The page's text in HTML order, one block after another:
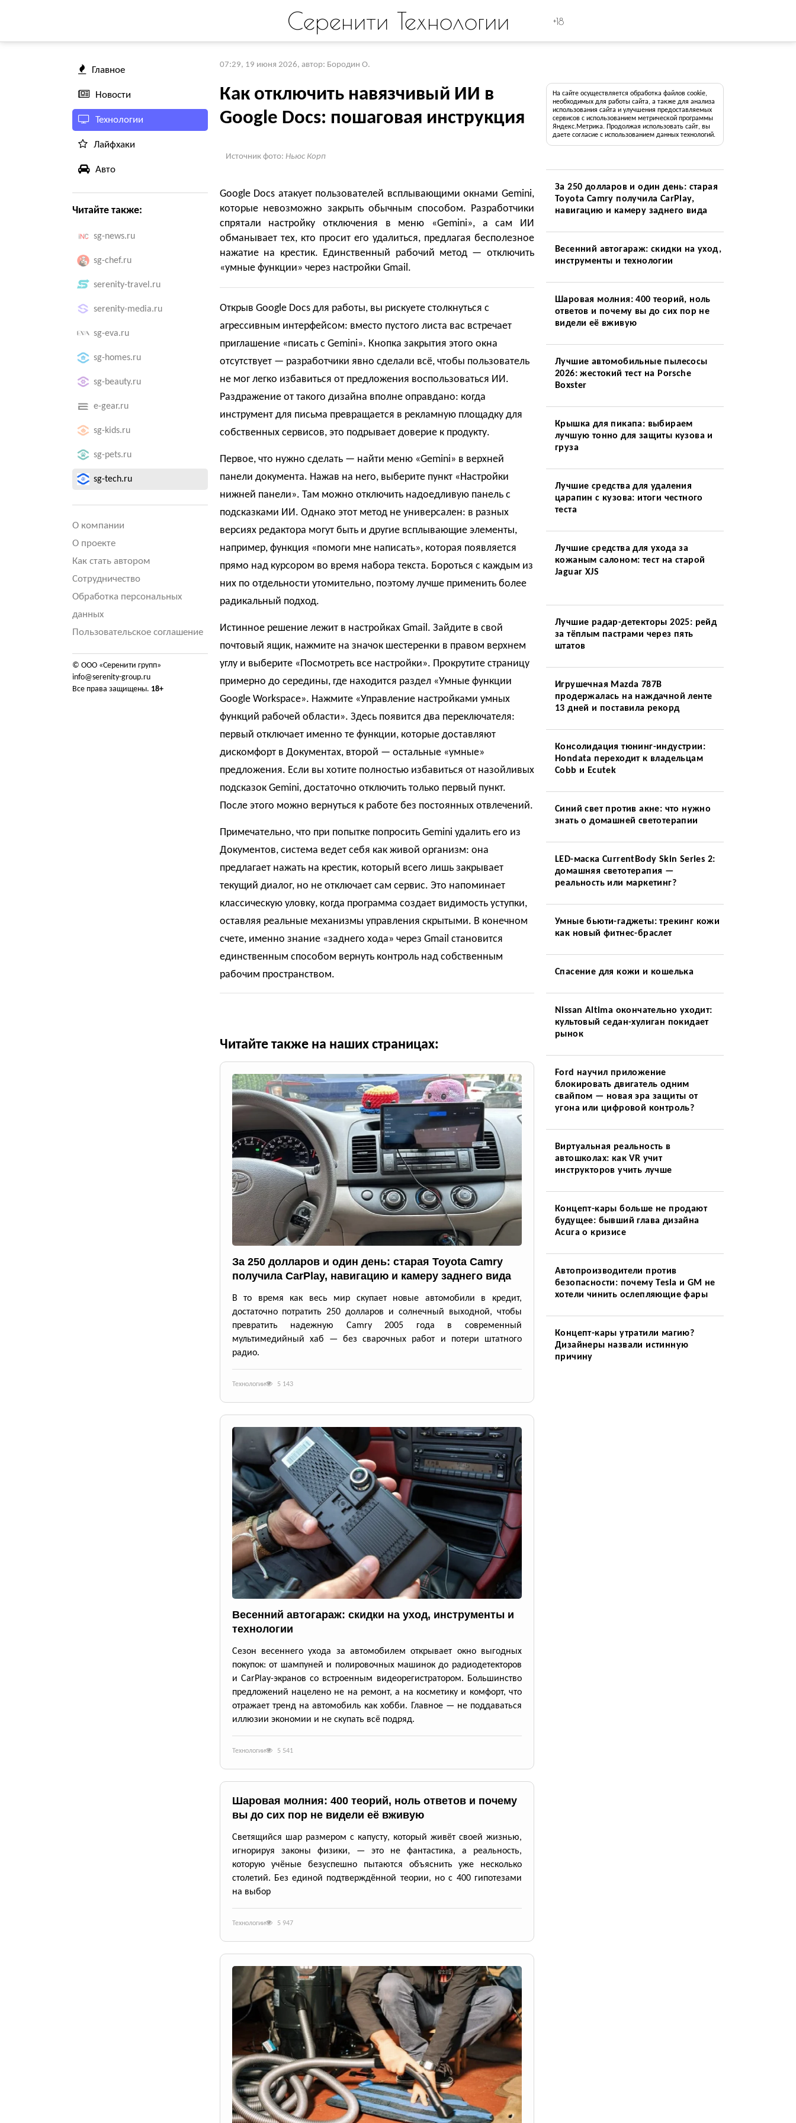
Серенити Технологии +18
Главное
Новости
Технологии
Лайфхаки
Авто
Читайте также:
sg-news.ru
sg-chef.ru
serenity-travel.ru
serenity-media.ru
sg-eva.ru
sg-homes.ru
sg-beauty.ru
e-gear.ru
sg-kids.ru
sg-pets.ru
sg-tech.ru
О компании
О проекте
Как стать автором
Сотрудничество
Обработка персональных
данных
Пользовательское соглашение
© ООО «Серенити групп»
info@serenity-group.ru
Все права защищены. 18+
07:29, 19 июня 2026, автор: Бородин О.
Как отключить навязчивый ИИ в
Google Docs: пошаговая инструкция
Источник фото: Ньюс Корп
Google Docs атакует пользователей всплывающими окнами Gemini,
которые невозможно закрыть обычным способом. Разработчики
спрятали настройку отключения в меню «Gemini», а сам ИИ
обманывает тех, кто просит его удалиться, предлагая бесполезное
нажатие на крестик. Единственный рабочий метод — отключить
«умные функции» через настройки Gmail.
Открыв Google Docs для работы, вы рискуете столкнуться с
агрессивным интерфейсом: вместо пустого листа вас встречает
приглашение «писать с Gemini». Кнопка закрытия этого окна
отсутствует — разработчики явно сделали всё, чтобы пользователь
не мог легко избавиться от предложения воспользоваться ИИ.
Раздражение от такого дизайна вполне оправдано: когда
инструмент для письма превращается в рекламную площадку для
собственных сервисов, это подрывает доверие к продукту.
Первое, что нужно сделать — найти меню «Gemini» в верхней
панели документа. Нажав на него, выберите пункт «Настройки
нижней панели». Там можно отключить надоедливую панель с
подсказками ИИ. Однако этот метод не универсален: в разных
версиях редактора могут быть и другие всплывающие элементы,
например, функция «помоги мне написать», которая появляется
прямо над курсором во время набора текста. Бороться с каждым из
них по отдельности утомительно, поэтому лучше применить более
радикальный подход.
Истинное решение лежит в настройках Gmail. Зайдите в свой
почтовый ящик, нажмите на значок шестеренки в правом верхнем
углу и выберите «Посмотреть все настройки». Прокрутите страницу
примерно до середины, где находится раздел «Умные функции
Google Workspace». Нажмите «Управление настройками умных
функций рабочей области». Здесь появится два переключателя:
первый отключает именно те функции, которые доставляют
дискомфорт в Документах, второй — остальные «умные»
предложения. Если вы хотите полностью избавиться от назойливых
подсказок Gemini, достаточно отключить только первый пункт.
После этого можно вернуться к работе без постоянных отвлечений.
Примечательно, что при попытке попросить Gemini удалить его из
Документов, система ведет себя как живой организм: она
предлагает нажать на крестик, который всего лишь закрывает
текущий диалог, но не отключает сам сервис. Это напоминает
классическую уловку, когда программа создает видимость уступки,
оставляя реальные механизмы управления скрытыми. В конечном
счете, именно знание «заднего хода» через Gmail становится
единственным способом вернуть контроль над собственным
рабочим пространством.
Читайте также на наших страницах:
За 250 долларов и один день: старая Toyota Camry
получила CarPlay, навигацию и камеру заднего вида
В то время как весь мир скупает новые автомобили в кредит,
достаточно потратить 250 долларов и солнечный выходной, чтобы
превратить надежную Camry 2005 года в современный
мультимедийный хаб — без сварочных работ и потери штатного
радио.
Технологии 5 143
Весенний автогараж: скидки на уход, инструменты и
технологии
Сезон весеннего ухода за автомобилем открывает окно выгодных
покупок: от шампуней и полировочных машинок до радиодетекторов
и CarPlay-экранов со встроенным видеорегистратором. Большинство
предложений нацелено не на ремонт, а на косметику и комфорт, что
отражает тренд на автомобиль как хобби. Главное — не поддаваться
иллюзии экономии и не скупать всё подряд.
Технологии 5 541
Шаровая молния: 400 теорий, ноль ответов и почему
вы до сих пор не видели её вживую
Светящийся шар размером с капусту, который живёт своей жизнью,
игнорируя законы физики, — это не фантастика, а реальность,
которую учёные безуспешно пытаются объяснить уже несколько
столетий. Без единой подтверждённой теории, но с 400 гипотезами
на выбор
Технологии 5 947
На сайте осуществляется обработка файлов cookie,
необходимых для работы сайта, а также для анализа
использования сайта и улучшения предоставляемых
сервисов с использованием метрической программы
Яндекс.Метрика. Продолжая использовать сайт, вы
даете согласие с использованием данных технологий.
За 250 долларов и один день: старая
Toyota Camry получила CarPlay,
навигацию и камеру заднего вида
Весенний автогараж: скидки на уход,
инструменты и технологии
Шаровая молния: 400 теорий, ноль
ответов и почему вы до сих пор не
видели её вживую
Лучшие автомобильные пылесосы
2026: жестокий тест на Porsche
Boxster
Крышка для пикапа: выбираем
лучшую тонно для защиты кузова и
груза
Лучшие средства для удаления
царапин с кузова: итоги честного
теста
Лучшие средства для ухода за
кожаным салоном: тест на старой
Jaguar XJS
Лучшие радар-детекторы 2025: рейд
за тёплым пастрами через пять
штатов
Игрушечная Mazda 787B
продержалась на наждачной ленте
13 дней и поставила рекорд
Консолидация тюнинг-индустрии:
Hondata переходит к владельцам
Cobb и Ecutek
Синий свет против акне: что нужно
знать о домашней светотерапии
LED-маска CurrentBody Skin Series 2:
домашняя светотерапия —
реальность или маркетинг?
Умные бьюти-гаджеты: трекинг кожи
как новый фитнес-браслет
Спасение для кожи и кошелька
Nissan Altima окончательно уходит:
культовый седан-хулиган покидает
рынок
Ford научил приложение
блокировать двигатель одним
свайпом — новая эра защиты от
угона или цифровой контроль?
Виртуальная реальность в
автошколах: как VR учит
инструкторов учить лучше
Концепт-кары больше не продают
будущее: бывший глава дизайна
Acura о кризисе
Автопроизводители против
безопасности: почему Tesla и GM не
хотели чинить ослепляющие фары
Концепт-кары утратили магию?
Дизайнеры назвали истинную
причину